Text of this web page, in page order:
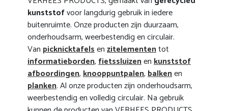
kunststofvoor langdurig gebruik in iedere
buitenruimte. Onze producten zijn duurzaam,
onderhoudsarm, weerbestendig en circulair.
Van picknicktafelsenzitelemententot
informatieborden,fietssluizenenkunststof
afboordingen,knooppuntpalen,balkenen
planken. Al onze producten zijn onderhoudsarm,
weerbestendig en volledig circulair. Na gebruik